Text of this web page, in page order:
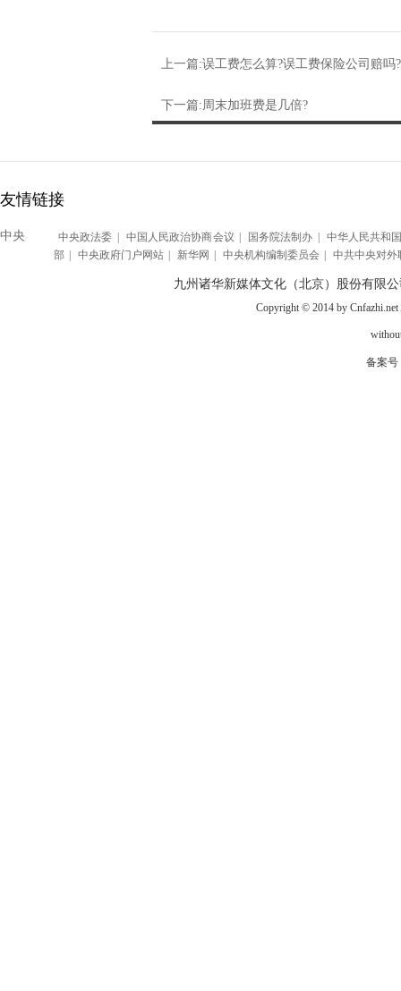
上一篇:误工费怎么算?误工费保险公司赔吗?
下一篇:周末加班费是几倍?
友情链接
中央 中央政法委 中国人民政治协商会议 国务院法制办
中华人民共和
部
中央政府门户网站 新华网 中央机构编制委员会 中共中央对外
九州诸华新媒体文化（北京）股份有限
Copyright © 2014 by
备案号